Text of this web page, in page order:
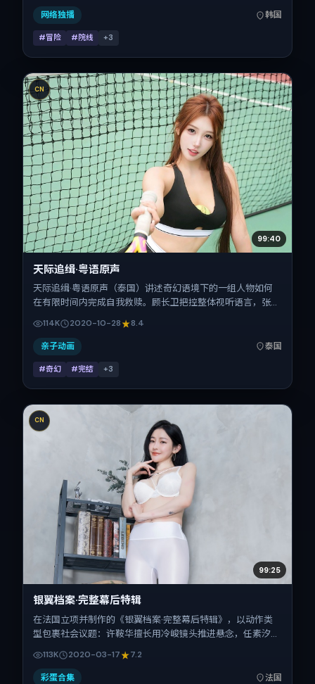
众。
网络独播 韩国
#冒险 #院线 +3
CN
99:40
天际追缉·粤语原声
天际追缉·粤语原声（泰国）讲述奇幻语境下的一组人物如何
在有限时间内完成自我救赎。顾长卫把控整体视听语言，张
2020-10-28 起陆续登陆院线与网络平台，国庆档前后公映，
片长126分钟。
114K 2020-10-28 8.4
亲子动画 泰国
#奇幻 #完结 +3
CN
99:25
银翼档案·完整幕后特辑
在法国立项并制作的《银翼档案·完整幕后特辑》，以动作类
型包裹社会议题：许鞍华擅长用冷峻镜头推进悬念，任素汐、
上映时间：2020-03-17；片长145分钟；适合关注现实质感
与类型片结构的观众。
113K 2020-03-17 7.2
彩蛋合集 法国